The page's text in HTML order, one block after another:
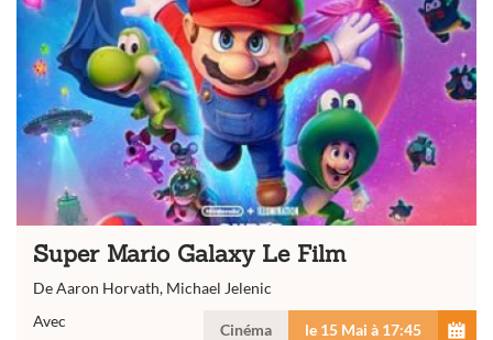
Super Mario Galaxy Le Film
De Aaron Horvath, Michael Jelenic
Avec
Cinéma le 15 Mai à 17:45